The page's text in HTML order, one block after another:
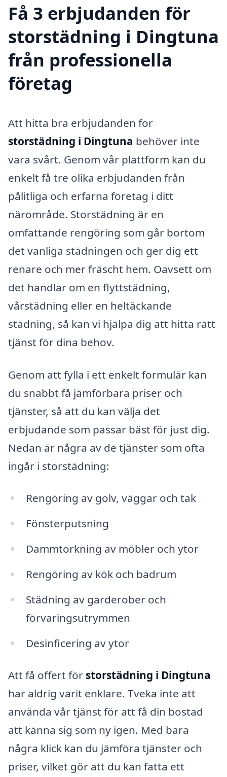
Få 3 erbjudanden för
storstädning i Dingtuna
från professionella
företag
Att hitta bra erbjudanden för
storstädning i Dingtuna behöver inte
vara svårt. Genom vår plattform kan du
enkelt få tre olika erbjudanden från
pålitliga och erfarna företag i ditt
närområde. Storstädning är en
omfattande rengöring som går bortom
det vanliga städningen och ger dig ett
renare och mer fräscht hem. Oavsett om
det handlar om en flyttstädning,
vårstädning eller en heltäckande
städning, så kan vi hjälpa dig att hitta rätt
tjänst för dina behov.
Genom att fylla i ett enkelt formulär kan
du snabbt få jämförbara priser och
tjänster, så att du kan välja det
erbjudande som passar bäst för just dig.
Nedan är några av de tjänster som ofta
ingår i storstädning:
Rengöring av golv, väggar och tak
Fönsterputsning
Dammtorkning av möbler och ytor
Rengöring av kök och badrum
Städning av garderober och
förvaringsutrymmen
Desinficering av ytor
Att få offert för storstädning i Dingtuna
har aldrig varit enklare. Tveka inte att
använda vår tjänst för att få din bostad
att känna sig som ny igen. Med bara
några klick kan du jämföra tjänster och
priser, vilket gör att du kan fatta ett